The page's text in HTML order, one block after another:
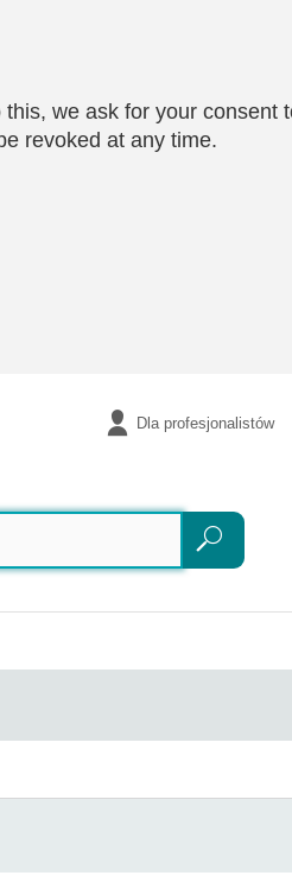
we ask for your consent
revoked at any time.
Dla profesjonalistów
Szukaj
Szukaj